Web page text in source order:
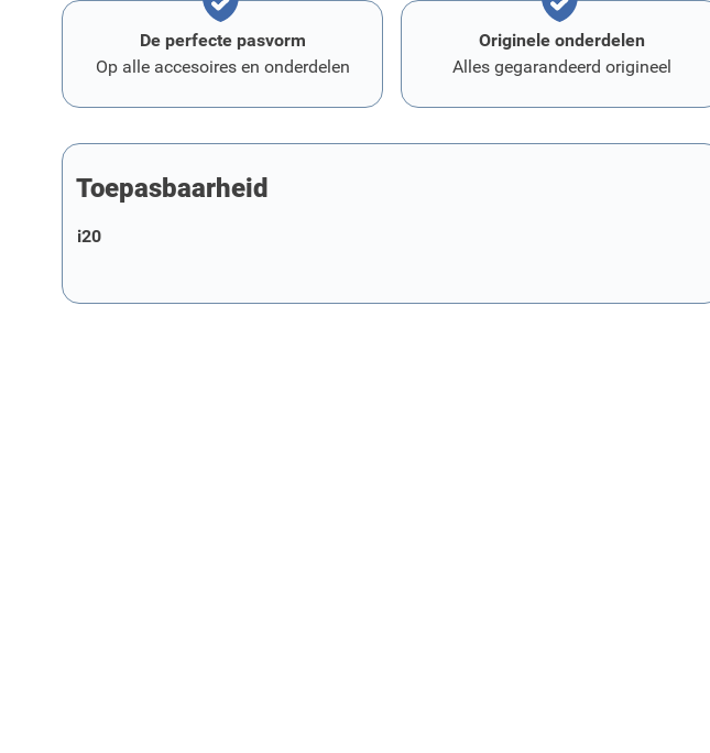
De perfecte pasvorm
Op alle accesoires en onderdelen
Originele onderdelen
Alles gegarandeerd origineel
Toepasbaarheid
i20